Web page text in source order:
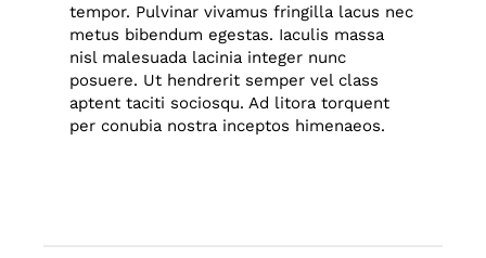
tempor. Pulvinar vivamus fringilla lacus nec
metus bibendum egestas. Iaculis massa
nisl malesuada lacinia integer nunc
posuere. Ut hendrerit semper vel class
aptent taciti sociosqu. Ad litora torquent
per conubia nostra inceptos himenaeos.